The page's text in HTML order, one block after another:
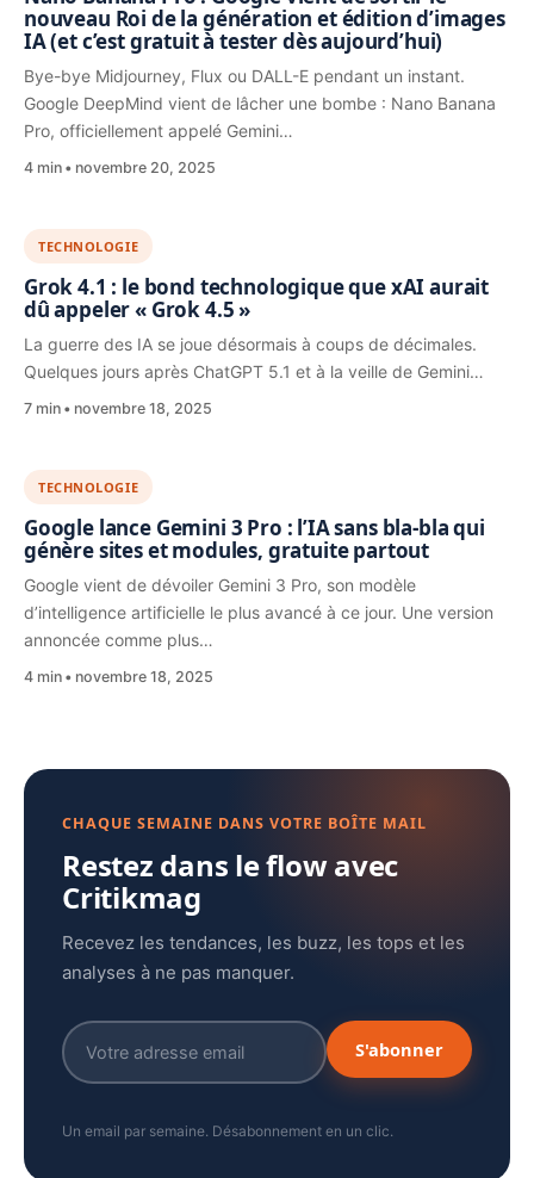
nouveau Roi de la génération et édition d’images
IA (et c’est gratuit à tester dès aujourd’hui)
Bye-bye Midjourney, Flux ou DALL-E pendant un instant.
Google DeepMind vient de lâcher une bombe : Nano Banana
Pro, officiellement appelé Gemini…
4 min novembre 20, 2025
TECHNOLOGIE
Grok 4.1 : le bond technologique que xAI aurait
dû appeler « Grok 4.5 »
La guerre des IA se joue désormais à coups de décimales.
Quelques jours après ChatGPT 5.1 et à la veille de Gemini…
7 min novembre 18, 2025
TECHNOLOGIE
Google lance Gemini 3 Pro : l’IA sans bla-bla qui
génère sites et modules, gratuite partout
Google vient de dévoiler Gemini 3 Pro, son modèle
d’intelligence artificielle le plus avancé à ce jour. Une version
annoncée comme plus…
4 min novembre 18, 2025
CHAQUE SEMAINE DANS VOTRE BOÎTE MAIL
Restez dans le flow avec
Critikmag
Recevez les tendances, les buzz, les tops et les
analyses à ne pas manquer.
S'abonner
Un email par semaine. Désabonnement en un clic.